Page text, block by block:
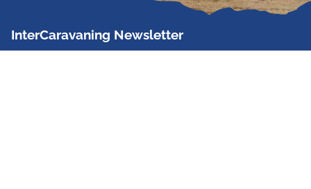
InterCaravaning Newsletter